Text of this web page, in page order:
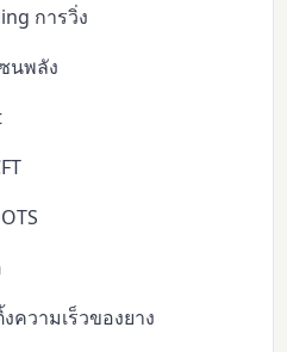
การวิ่ง
นพลัง
ความเร็วของยาง